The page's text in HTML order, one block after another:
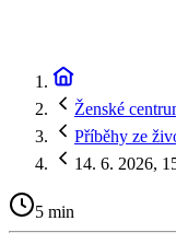
Ženské
Příběhy ze
14. 6. 2026,
5 min